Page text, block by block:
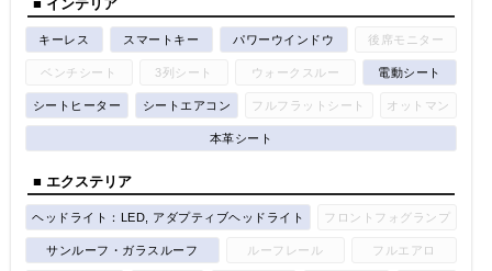
■ インテリア
キーレス スマートキー パワーウインドウ 後席モニター
ベンチシート 3列シート ウォークスルー 電動シート
シートヒーター シートエアコン フルフラットシート オットマン
本革シート
■ エクステリア
ヘッドライト：LED, アダプティブヘッドライト フロントフォグランプ
サンルーフ・ガラスルーフ ルーフレール フルエアロ